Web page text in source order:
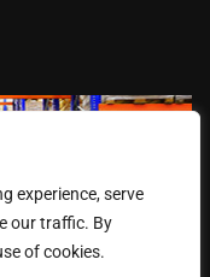
experience, serve
our traffic. By
of cookies.